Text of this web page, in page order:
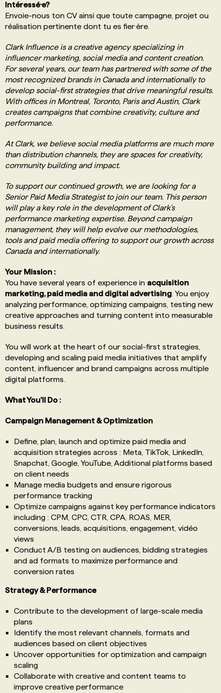
Intéressé·e?
Envoie-nous ton CV ainsi que toute campagne, projet ou
réalisation pertinente dont tu es fier·ère.
Clark Influence is a creative agency specializing in
influencer marketing, social media and content creation.
For several years, our team has partnered with some of the
most recognized brands in Canada and internationally to
develop social-first strategies that drive meaningful results.
With offices in Montreal, Toronto, Paris and Austin, Clark
creates campaigns that combine creativity, culture and
performance.
At Clark, we believe social media platforms are much more
than distribution channels, they are spaces for creativity,
community building and impact.
To support our continued growth, we are looking for a
Senior Paid Media Strategist to join our team. This person
will play a key role in the development of Clark's
performance marketing expertise. Beyond campaign
management, they will help evolve our methodologies,
tools and paid media offering to support our growth across
Canada and internationally.
Your Mission :
You have several years of experience in acquisition
marketing, paid media and digital advertising . You enjoy
analyzing performance, optimizing campaigns, testing new
creative approaches and turning content into measurable
business results.
You will work at the heart of our social-first strategies,
developing and scaling paid media initiatives that amplify
content, influencer and brand campaigns across multiple
digital platforms.
What You'll Do :
Campaign Management & Optimization
Define, plan, launch and optimize paid media and
acquisition strategies across : Meta, TikTok, LinkedIn,
Snapchat, Google, YouTube, Additional platforms based
on client needs
Manage media budgets and ensure rigorous
performance tracking
Optimize campaigns against key performance indicators
including : CPM, CPC, CTR, CPA, ROAS, MER,
conversions, leads, acquisitions, engagement, vidéo
views
Conduct A/B testing on audiences, bidding strategies
and ad formats to maximize performance and
conversion rates
Strategy & Performance
Contribute to the development of large-scale media
plans
Identify the most relevant channels, formats and
audiences based on client objectives
Uncover opportunities for optimization and campaign
scaling
Collaborate with creative and content teams to
improve creative performance